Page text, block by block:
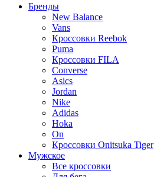
Бренды
New Balance
Vans
Кроссовки Reebok
Puma
Кроссовки FILA
Converse
Asics
Jordan
Nike
Adidas
Hoka
On
Кроссовки Onitsuka Tiger
Мужское
Все кроссовки